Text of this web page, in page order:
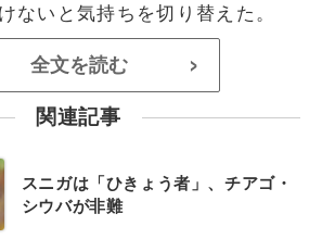
ないと気持ちを切り替えた。
全文を読む >
関連記事
スニガは「ひきょう者」、チアゴ・
シウバが非難